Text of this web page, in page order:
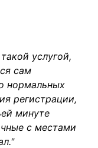
услугой,
сам
нормальных
регистрации,
минуте
с местами